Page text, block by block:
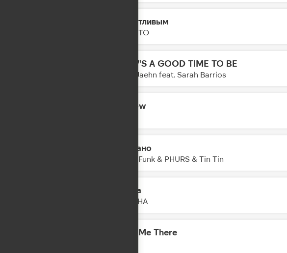
Счастливым
NILETTO
NOW'S A GOOD TIME TO BE
Felix Jaehn feat. Sarah Barrios
Hollow
Не дано
Kolya Funk & PHURS & Tin Tin
Пауза
DAASHA
Take Me There